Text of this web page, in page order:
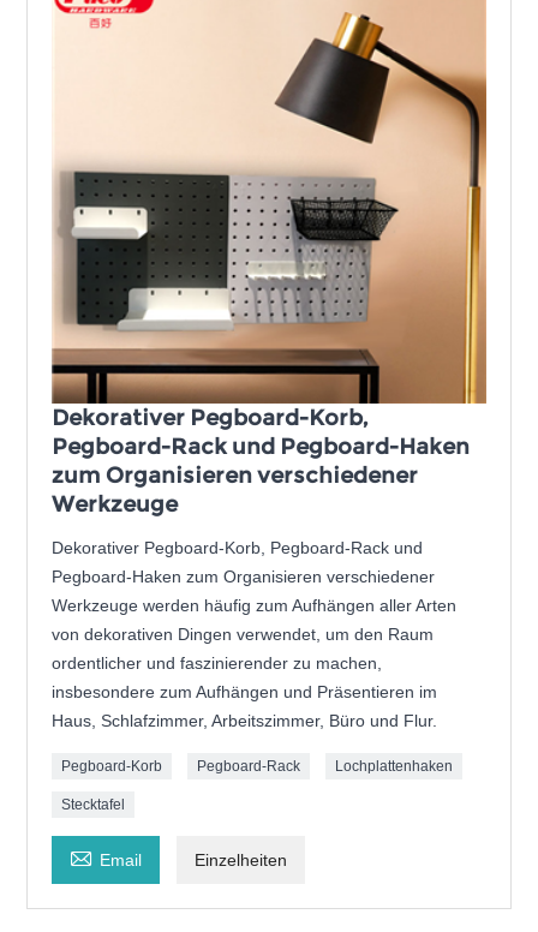
Dekorativer Pegboard-Korb,
Pegboard-Rack und Pegboard-Haken
zum Organisieren verschiedener
Werkzeuge
Dekorativer Pegboard-Korb, Pegboard-Rack und
Pegboard-Haken zum Organisieren verschiedener
Werkzeuge werden häufig zum Aufhängen aller Arten
von dekorativen Dingen verwendet, um den Raum
ordentlicher und faszinierender zu machen,
insbesondere zum Aufhängen und Präsentieren im
Haus, Schlafzimmer, Arbeitszimmer, Büro und Flur.
Pegboard-Korb Pegboard-Rack Lochplattenhaken
Stecktafel
 Email Einzelheiten